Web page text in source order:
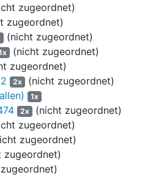
am 9.7.2019 zumindest per
I eingegangenen Anträge
Wesentlichen geltend, aufgrund ihrer
Anträge müsse die Barabfindung
erhöht werden.
bereits aus den zum Nachteil
und folglich
Planannahmen der Gesellschaft.
zeige die fehlende Zuverlässigkeit
der zu beobachtenden Abweichungen.
die Aussagekraft, weil den
zugeordnet)
zugeordnet)
(nicht zugeordnet)
(nicht zugeordnet)
zugeordnet)
2x (nicht zugeordnet)
1x
2x (nicht zugeordnet)
zugeordnet)
zugeordnet)